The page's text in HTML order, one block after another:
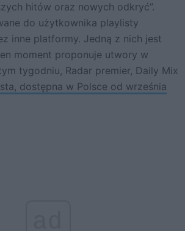
hitów oraz nowych odkryć”.
do użytkownika playlisty
inne platformy. Jedną z nich jest
moment proponuje utwory w
tygodniu, Radar premier, Daily Mix
dostępna w Polsce od września